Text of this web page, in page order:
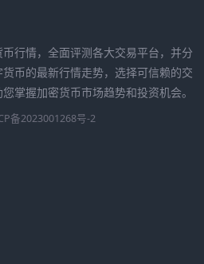
行情，全面评测各大交易平台，并分
币的最新行情走势，选择可信赖的交
掌握加密货币市场趋势和投资机会。
备2023001268号-2